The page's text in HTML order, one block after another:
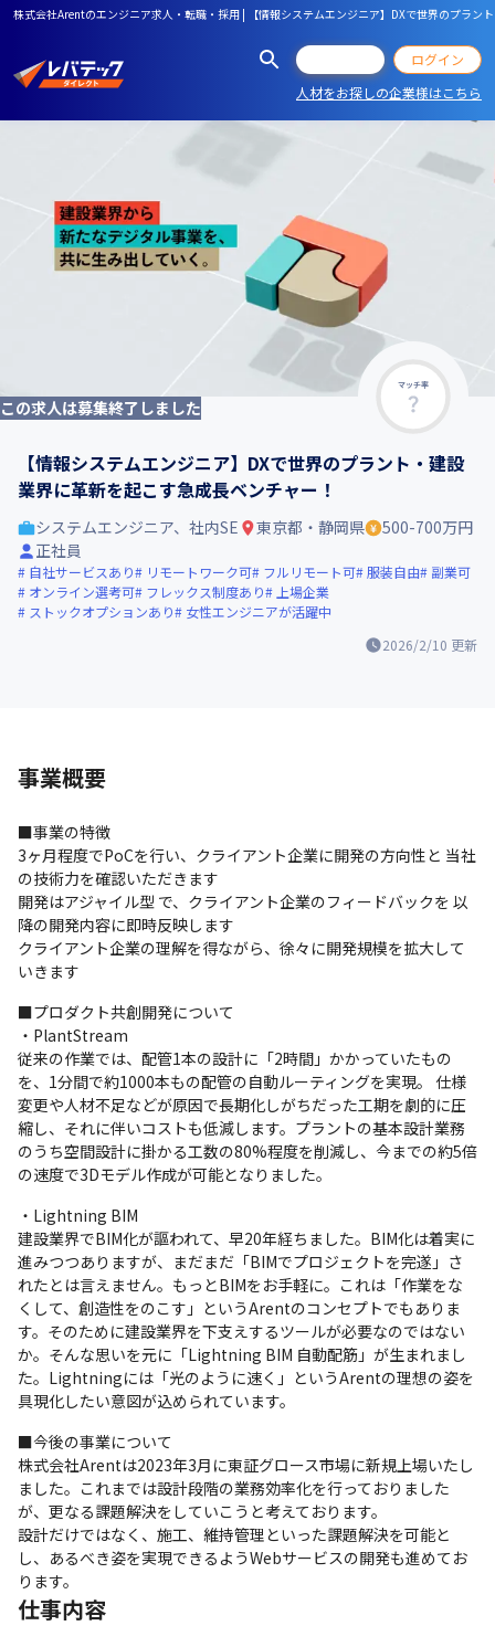
株式会社Arentのエンジニア求人・転職・採用 | 【情報システムエンジニア】DXで世界のプラン
ログイン
人材をお探しの企業様はこちら
マッチ率
この求人は募集終了しました
【情報システムエンジニア】DXで世界のプラント・建設
業界に革新を起こす急成長ベンチャー！
2026/2/10 更新
システムエンジニア、社内SE 東京都・静岡県
500-700万円
正社員
自社サービスあり リモートワーク可 フルリモート可 服装自由
副業可
オンライン選考可
フレックス制度あり
上場企業
ストックオプションあり
女性エンジニアが活躍中
事業概要
■事業の特徴
3ヶ月程度でPoCを行い、クライアント企業に開発の方向性と 当社
の技術力を確認いただきます
開発はアジャイル型 で、クライアント企業のフィードバックを 以
降の開発内容に即時反映します
クライアント企業の理解を得ながら、徐々に開発規模を拡大して
いきます
■プロダクト共創開発について
・PlantStream
従来の作業では、配管1本の設計に「2時間」かかっていたもの
を、1分間で約1000本もの配管の自動ルーティングを実現。 仕様
変更や人材不足などが原因で長期化しがちだった工期を劇的に圧
縮し、それに伴いコストも低減します。プラントの基本設計業務
のうち空間設計に掛かる工数の80%程度を削減し、今までの約5倍
の速度で3Dモデル作成が可能となりました。
・Lightning BIM
建設業界でBIM化が謳われて、早20年経ちました。BIM化は着実に
進みつつありますが、まだまだ「BIMでプロジェクトを完遂」さ
れたとは言えません。もっとBIMをお手軽に。これは「作業をな
くして、創造性をのこす」というArentのコンセプトでもありま
す。そのために建設業界を下支えするツールが必要なのではない
か。そんな思いを元に「Lightning BIM 自動配筋」が生まれまし
た。Lightningには「光のように速く」というArentの理想の姿を
具現化したい意図が込められています。
■今後の事業について
株式会社Arentは2023年3月に東証グロース市場に新規上場いたし
ました。これまでは設計段階の業務効率化を行っておりました
が、更なる課題解決をしていこうと考えております。
設計だけではなく、施工、維持管理といった課題解決を可能と
し、あるべき姿を実現できるようWebサービスの開発も進めてお
ります。
仕事内容